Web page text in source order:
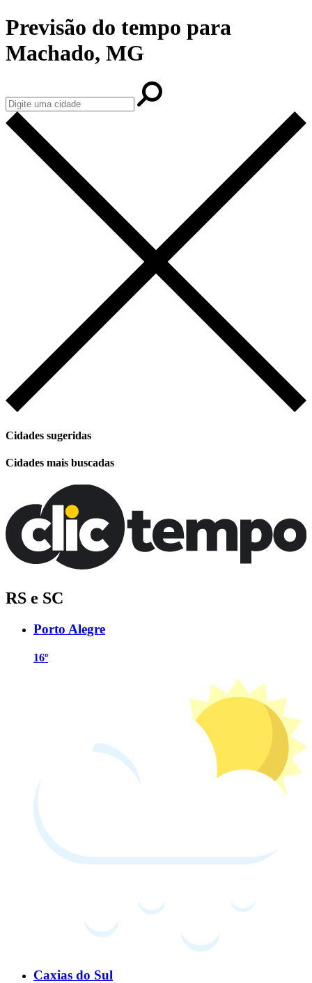
Previsão do tempo para
Machado, MG
Cidades sugeridas
Cidades mais buscadas
RS e SC
Porto Alegre
16º
Caxias do Sul